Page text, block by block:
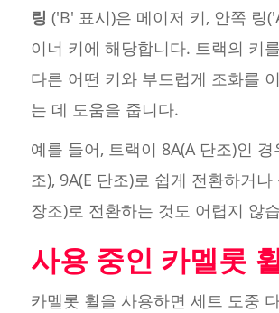
링 ('B' 표시)은 메이저 키, 안쪽 링
이너 키에 해당합니다. 트랙의 키
다른 어떤 키와 부드럽게 조화를
는 데 도움을 줍니다.
예를 들어, 트랙이 8A(A 단조)인 경
조), 9A(E 단조)로 쉽게 전환하거나
장조)로 전환하는 것도 어렵지 않
사용 중인 카멜롯
카멜롯 휠을 사용하면 세트 도중